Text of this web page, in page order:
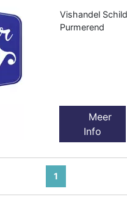
Vishandel
Purmerend
Meer
Info
1